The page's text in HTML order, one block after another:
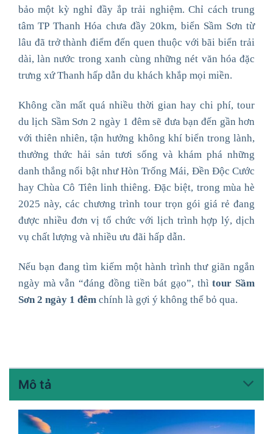
bảo một kỳ nghỉ đầy ắp trải nghiệm. Chỉ cách trung
tâm TP Thanh Hóa chưa đầy 20km, biển Sầm Sơn từ
lâu đã trở thành điểm đến quen thuộc với bãi biển trải
dài, làn nước trong xanh cùng những nét văn hóa đặc
trưng xứ Thanh hấp dẫn du khách khắp mọi miền.
Không cần mất quá nhiều thời gian hay chi phí, tour
du lịch Sầm Sơn 2 ngày 1 đêm sẽ đưa bạn đến gần hơn
với thiên nhiên, tận hưởng không khí biển trong lành,
thưởng thức hải sản tươi sống và khám phá những
danh thắng nổi bật như Hòn Trống Mái, Đền Độc Cước
hay Chùa Cô Tiên linh thiêng. Đặc biệt, trong mùa hè
2025 này, các chương trình tour trọn gói giá rẻ đang
được nhiều đơn vị tổ chức với lịch trình hợp lý, dịch
vụ chất lượng và nhiều ưu đãi hấp dẫn.
Nếu bạn đang tìm kiếm một hành trình thư giãn ngắn
ngày mà vẫn “đáng đồng tiền bát gạo”, thìtour Sầm
Sơn 2 ngày 1 đêmchính là gợi ý không thể bỏ qua.
Mô tả